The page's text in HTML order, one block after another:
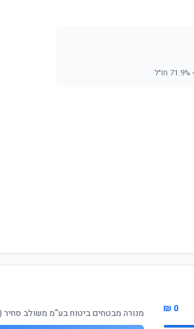
0 ₪ מנורה מבטחים ביטוח בע"מ משולב